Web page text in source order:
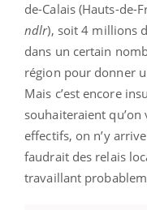
de-Calais (Hauts-de-
ndlr), soit 4 millions
dans un certain
région pour donner
Mais c’est encore
souhaiteraient qu’on
effectifs, on n’y
faudrait des relais
travaillant